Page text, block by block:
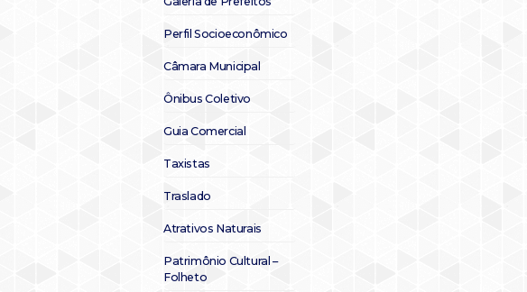
Perfil Socioeconômico
Câmara Municipal
Ônibus Coletivo
Guia Comercial
Taxistas
Traslado
Atrativos Naturais
Patrimônio Cultural –
Folheto